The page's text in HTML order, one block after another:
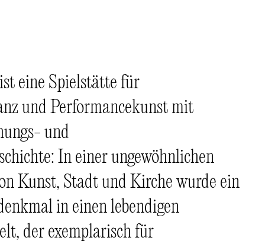
eine Spielstätte für
und Performancekunst mit
und
In einer ungewöhnlichen
Kunst, Stadt und Kirche wurde ein
in einen lebendigen
der exemplarisch für